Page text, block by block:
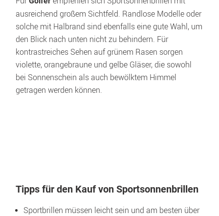
ausreichend großem Sichtfeld. Randlose Modelle oder
solche mit Halbrand sind ebenfalls eine gute Wahl, um
den Blick nach unten nicht zu behindern. Für
kontrastreiches Sehen auf grünem Rasen sorgen
violette, orangebraune und gelbe Gläser, die sowohl
bei Sonnenschein als auch bewölktem Himmel
getragen werden können.
Tipps für den Kauf von Sportsonnenbrillen
Sportbrillen müssen leicht sein und am besten über